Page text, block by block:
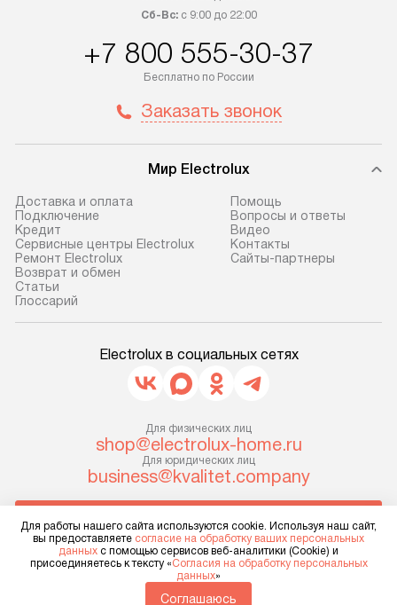
Сб-Вс:с 9:00 до 22:00
+7 800 555-30-37
Бесплатно по России
Заказать звонок
Мир Electrolux
Доставка и оплата
Подключение
Кредит
Сервисные центры Electrolux
Ремонт Electrolux
Возврат и обмен
Cтатьи
Глоссарий
Помощь
Вопросы и ответы
Видео
Контакты
Сайты-партнеры
Electrolux в социальных сетях
Для физических лиц
shop@electrolux-home.ru
Для юридических лиц
business@kvalitet.company
Политика конфиденциальности
Условия продажи
Карта сайта
Для работы нашего сайта используются cookie. Используя наш сайт,
вы предоставляете согласие на обработку ваших персональных
данных с помощью сервисов веб-аналитики (Cookie) и
присоединяетесь к тексту «Согласия на обработку персональных
данных»
Соглашаюсь